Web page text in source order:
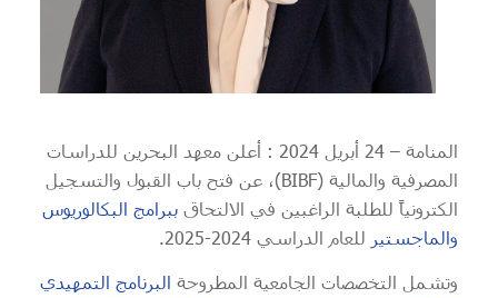
المنامة – 24 أبريل 2024 : أعلن معهد البحرين للدراسات
المصرفية والمالية (BIBF)، عن فتح باب القبول والتسجيل
الكترونياً للطلبة الراغبين في الالتحاق ببرامج البكالوريوس
والماجستير للعام الدراسي 2024-2025.
وتشمل التخصصات الجامعية المطروحة البرنامج التمهيدي